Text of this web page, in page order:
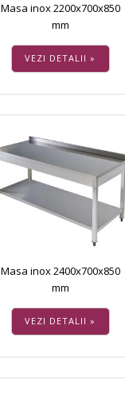
Masa inox 2200x700x850
mm
VEZI DETALII »
Masa inox 2400x700x850
mm
VEZI DETALII »